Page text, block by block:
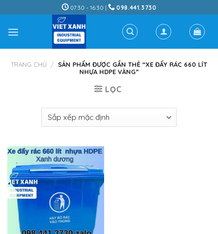
to
content
07:30 - 16:30 | 098.441.3730
TRANG CHỦ / SẢN PHẨM ĐƯỢC GẮN THẺ “XE ĐẨY RÁC 660 LÍT
NHỰA HDPE VÀNG”
LỌC